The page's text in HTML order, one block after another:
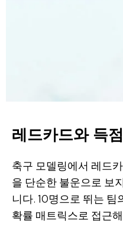
레드카드와 득
축구 모델링에서 레드
을 단순한 불운으로 보
니다. 10명으로 뛰는
확률 매트릭스로 접근